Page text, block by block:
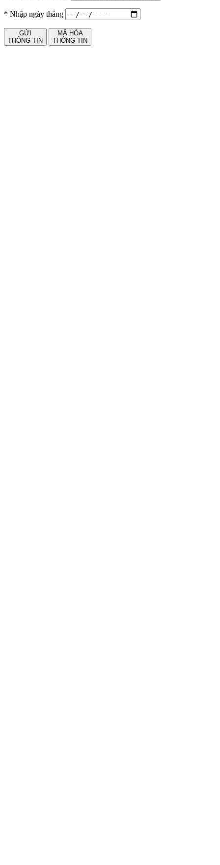
* Nhập ngày tháng
GỬI
THÔNG TIN
MÃ HÓA
THÔNG TIN